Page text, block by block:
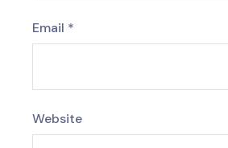
Email *
Website